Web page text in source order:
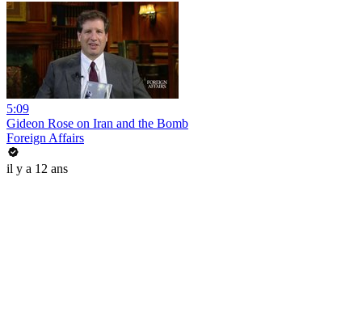
5:09
Gideon Rose on Iran and the Bomb
Foreign Affairs
il y a 12 ans